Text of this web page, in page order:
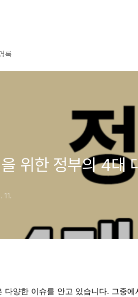
록
위한 정부의 4대
11.
다양한 이슈를 안고 있습니다. 그중에